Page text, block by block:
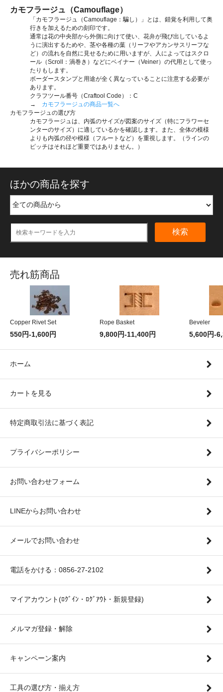
カモフラージュ（Camouflage）
「カモフラージュ（Camouflage：騙し）」とは、錯覚を利用して奥
行きを加えるための刻印です。
通常は花の中央部から外側に向けて使い、花弁が飛び出しているよ
うに演出するためや、茎や各種の葉（リーフやアカンサスリーフな
ど）の流れを自然に見せるために用いますが、人によってはスクロ
ール（Scroll：渦巻き）などにベイナー（Veiner）の代用として使っ
たりもします。
ボーダースタンプと用途が全く異なっていることに注意する必要が
あります。
クラフツール番号（Craftool Code）：C
→ カモフラージュの商品一覧へ
カモフラージュの選び方
カモフラージュは、内弧のサイズが図案のサイズ（特にフラワーセ
ンターのサイズ）に適しているかを確認します。また、全体の模様
よりも内弧の径や模様（フルートなど）を重視します。（ラインの
ピッチはそれほど重要ではありません。）
ほかの商品を探す
検索
売れ筋商品
Copper Rivet Set
550円-1,600円
Rope Basket
9,800円-11,400円
Beveler
5,600円-
ホーム
カートを見る
特定商取引法に基づく表記
プライバシーポリシー
お問い合わせフォーム
LINEからお問い合わせ
メールでお問い合わせ
電話をかける：0856-27-2102
マイアカウント(ﾛｸﾞｲﾝ・ﾛｸﾞｱｳﾄ・新規登録)
メルマガ登録・解除
キャンペーン案内
工具の選び方・揃え方